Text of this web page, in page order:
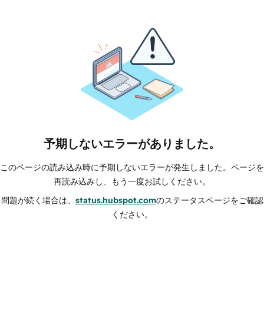
予期しないエラーがありました。
このページの読み込み時に予期しないエラーが発生しました。ページを
再読み込みし、もう一度お試しください。
問題が続く場合は、 status.hubspot.comのステータスページをご確認
ください。